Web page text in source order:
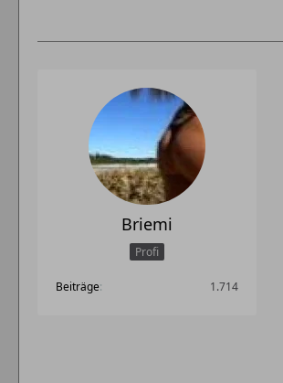
Briemi
Profi
Beiträge 1.714